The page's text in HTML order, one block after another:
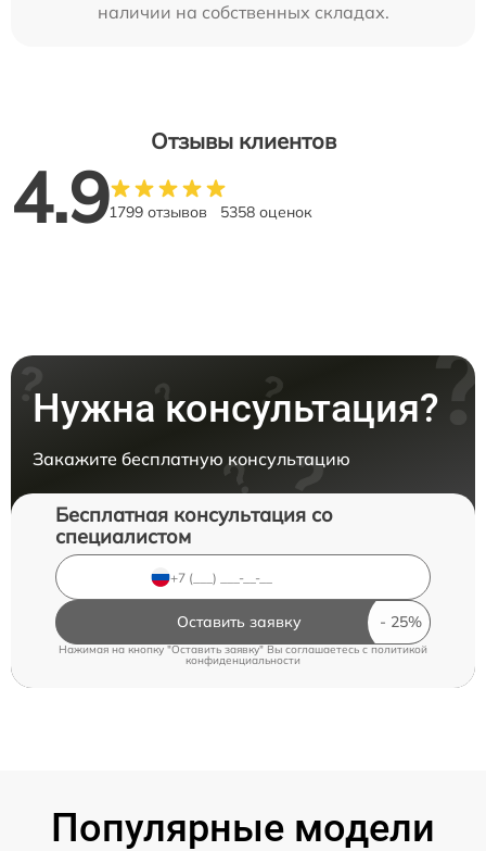
наличии на собственных складах.
Отзывы клиентов
4.91799 отзывов 5358 оценок
Нужна консультация?
Закажите бесплатную консультацию
Бесплатная консультация со
специалистом
Оставить заявку
Нажимая на кнопку "Оставить заявку" Вы соглашаетесь c политикой
конфиденциальности
Популярные модели